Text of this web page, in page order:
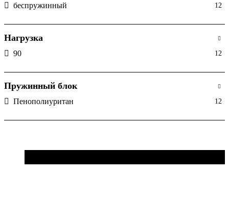
беспружинный 12
Нагрузка
90 12
Пружинный блок
Пенополиуритан 12